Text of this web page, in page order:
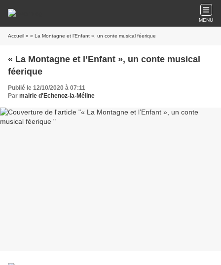
MENU
Accueil » « La Montagne et l’Enfant », un conte musical féerique
« La Montagne et l’Enfant », un conte musical
féerique
Publié le 12/10/2020 à 07:11
Par mairie d'Echenoz-la-Méline